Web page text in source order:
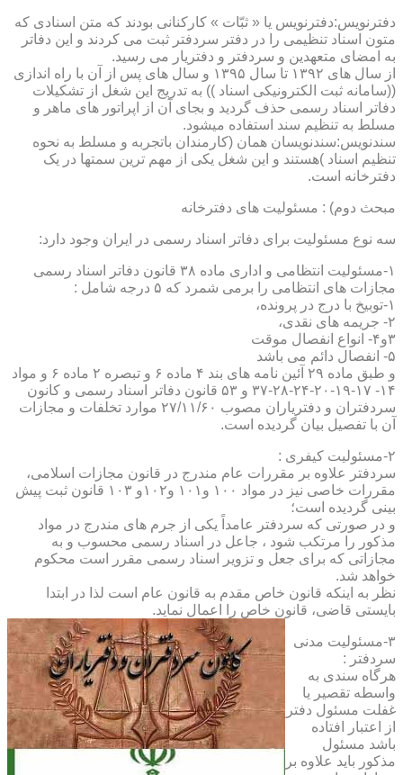
دفترنویس:دفترنویس یا « ثبّات » کارکنانی بودند که متن اسنادی که
متون اسناد تنظیمی را در دفتر سردفتر ثبت می کردند و این دفاتر
به امضای متعهدین و سردفتر و دفتریار می رسید.
از سال های ۱۳۹۲ تا سال ۱۳۹۵ و سال های پس از آن با راه اندازی
((سامانه ثبت الکترونیکی اسناد )) به تدریج این شغل از تشکیلات
دفاتر اسناد رسمی حذف گردید و بجای آن از اپراتور های ماهر و
مسلط به تنظیم سند استفاده میشود.
سندنویس:سندنویسان همان (کارمندان باتجربه و مسلط به نحوه
تنظیم اسناد )هستند و این شغل یکی از مهم ترین سمتها در یک
دفترخانه است.
مبحث دوم) : مسئولیت های دفترخانه
سه نوع مسئولیت برای دفاتر اسناد رسمی در ایران وجود دارد:
۱-مسئولیت انتظامی و اداری ماده ۳۸ قانون دفاتر اسناد رسمی
مجازات های انتظامی را برمی شمرد که ۵ درجه شامل :
۱-توبیخ با درج در پرونده،
۲- جریمه های نقدی،
۳و۴- انواع انفصال موقت
۵- انفصال دائم می باشد
و طبق ماده ۲۹ آئین نامه های بند ۴ ماده ۶ و تبصره ۲ ماده ۶ و مواد
۱۴- ۱۷-۱۹-۲۰-۲۴-۲۸-۳۷ و ۵۳ قانون دفاتر اسناد رسمی و کانون
سردفتران و دفتریاران مصوب ۲۷/۱۱/۶۰ موارد تخلفات و مجازات
آن با تفصیل بیان گردیده است.
۲-مسئولیت کیفری :
سردفتر علاوه بر مقررات عام مندرج در قانون مجازات اسلامی،
مقررات خاصی نیز در مواد ۱۰۰ و۱۰۱ و۱۰۲و ۱۰۳ قانون ثبت پیش
بینی گردیده است؛
و در صورتی که سردفتر عامداً یکی از جرم های مندرج در مواد
مذکور را مرتکب شود ، جاعل در اسناد رسمی محسوب و به
مجازاتی که برای جعل و تزویر اسناد رسمی مقرر است محکوم
خواهد شد.
نظر به اینکه قانون خاص مقدم به قانون عام است لذا در ابتدا
بایستی قاضی، قانون خاص را اعمال نماید.
۳-مسئولیت مدنی
سردفتر :
هرگاه سندی به
واسطه تقصیر یا
غفلت مسئول دفتر
از اعتبار افتاده
باشد مسئول
مذکور باید علاوه بر